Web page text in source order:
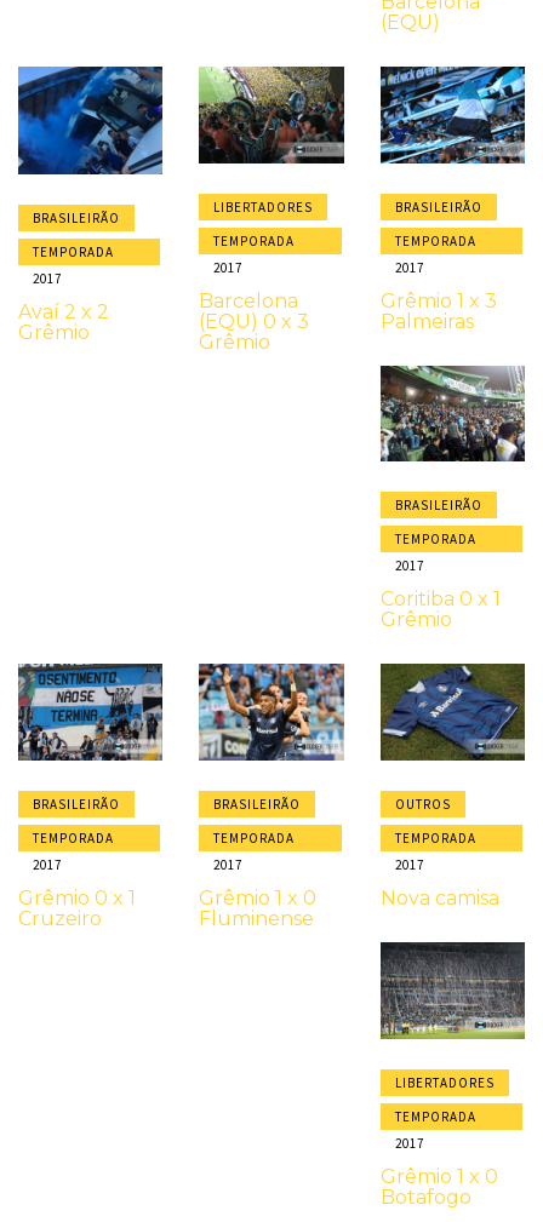
(EQU)
BRASILEIRÃO
TEMPORADA
2017
Avaí 2 x 2
Grêmio
LIBERTADORES
TEMPORADA
2017
Barcelona
(EQU) 0 x 3
Grêmio
BRASILEIRÃO
TEMPORADA
2017
Grêmio 1 x 3
Palmeiras
BRASILEIRÃO
TEMPORADA
2017
Coritiba 0 x 1
Grêmio
BRASILEIRÃO
TEMPORADA
2017
Grêmio 0 x 1
Cruzeiro
BRASILEIRÃO
TEMPORADA
2017
Grêmio 1 x 0
Fluminense
OUTROS
TEMPORADA
2017
Nova camisa
LIBERTADORES
TEMPORADA
2017
Grêmio 1 x 0
Botafogo